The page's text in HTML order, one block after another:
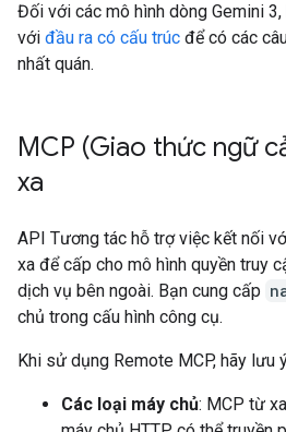
Đối với các mô hình dòng Gemini
với đầu ra có cấu trúc để có các
nhất quán.
MCP (Giao thức ngữ
xa
API Tương tác hỗ trợ việc kết nối
xa để cấp cho mô hình quyền truy
dịch vụ bên ngoài. Bạn cung cấp
chủ trong cấu hình công cụ.
Khi sử dụng Remote MCP, hãy lưu
Các loại máy chủ: MCP từ